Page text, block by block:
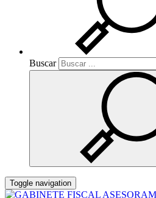
Buscar
Toggle navigation